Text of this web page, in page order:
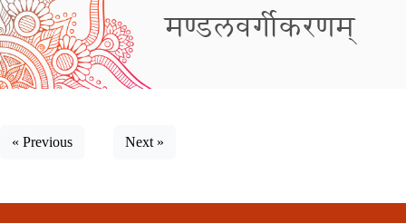
मण्डलवर्गीकरणम्
« Previous Next »